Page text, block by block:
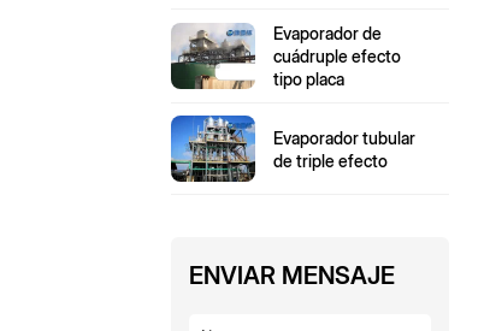
Evaporador de
cuádruple efecto
tipo placa
Evaporador tubular
de triple efecto
ENVIAR MENSAJE